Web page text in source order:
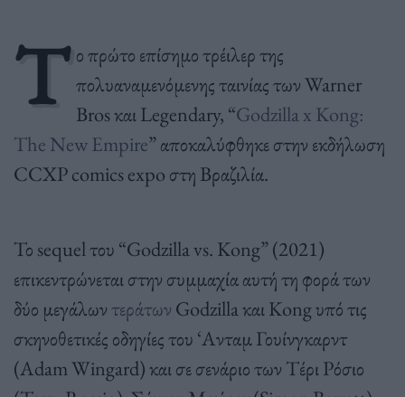
Τ ο πρώτο επίσημο τρέιλερ της
πολυαναμενόμενης ταινίας των Warner
Bros και Legendary, “Godzilla x Kong:
The New Empire” αποκαλύφθηκε στην εκδήλωση
CCXP comics expo στη Βραζιλία.
Το sequel του “Godzilla vs. Kong” (2021)
επικεντρώνεται στην συμμαχία αυτή τη φορά των
δύο μεγάλωντεράτων Godzilla και Kong υπό τις
σκηνοθετικές οδηγίες του ‘Ανταμ Γουίνγκαρντ
(Adam Wingard) και σε σενάριο των Τέρι Ρόσιο